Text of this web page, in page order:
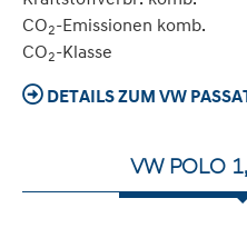
CO2-Emissionen komb.
CO2-Klasse
DETAILS ZUM VW
VW POLO